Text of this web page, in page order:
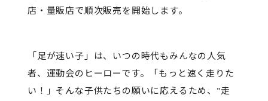
店・量販店で順次販売を開始します。
「足が速い子」は、いつの時代もみんなの人気
者、運動会のヒーローです。「もっと速く走りた
い！」そんな子供たちの願いに応えるため、"走